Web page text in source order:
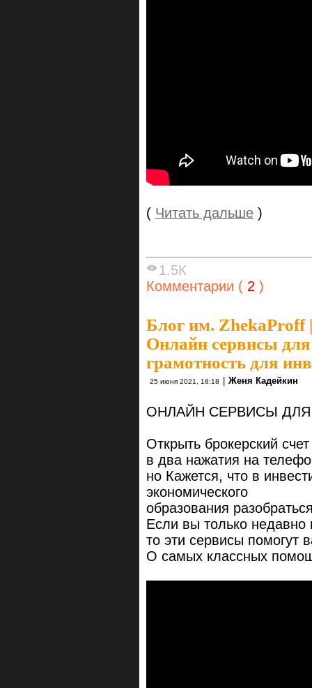
( Читать дальше )
1.5К
Комментарии ( 2 )
Блог им. ZhekaProff|
Онлайн сервисы
грамотность для
25 июня 2021, 18:18 Женя Кадейкин
ОНЛАЙН СЕРВИСЫ ДЛЯ
Открыть брокерский
в два нажатия на
но Кажется, что в
экономического
образования
Если вы только
то эти сервисы помогут
О самых классных